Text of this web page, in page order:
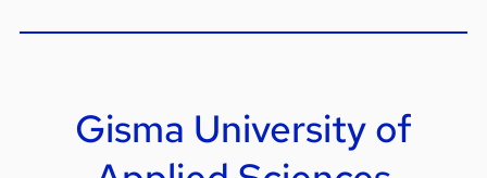
Gisma University of